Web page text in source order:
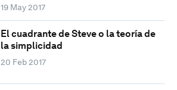
19 May 2017
El cuadrante de Steve o la teoría de
la simplicidad
20 Feb 2017